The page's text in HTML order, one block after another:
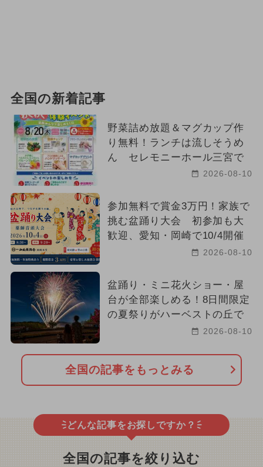
全国の新着記事
野菜詰め放題＆マグカップ作
り無料！ランチは流しそうめ
ん セレモニーホール三宮で
2026-08-10
参加無料で賞金3万円！家族で
挑む盆踊り大会 初参加も大
歓迎、愛知・岡崎で10/4開催
2026-08-10
盆踊り・ミニ花火ショー・屋
台が全部楽しめる！8日間限定
の夏祭りがハーベストの丘で
2026-08-10
全国の記事をもっとみる
どんな記事をお探しですか？
全国の記事を絞り込む